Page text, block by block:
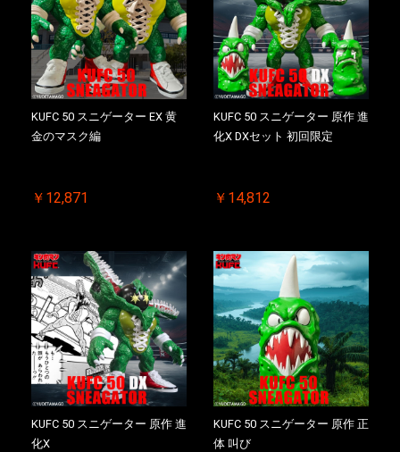
KUFC 50 スニゲーター EX 黄
金のマスク編
￥12,871
KUFC 50 スニゲーター 原作 進
化X DXセット 初回限定
￥14,812
KUFC 50 スニゲーター 原作 進
化X
KUFC 50 スニゲーター 原作 正
体 叫び